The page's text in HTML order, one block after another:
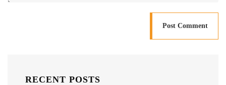
RECENT POSTS